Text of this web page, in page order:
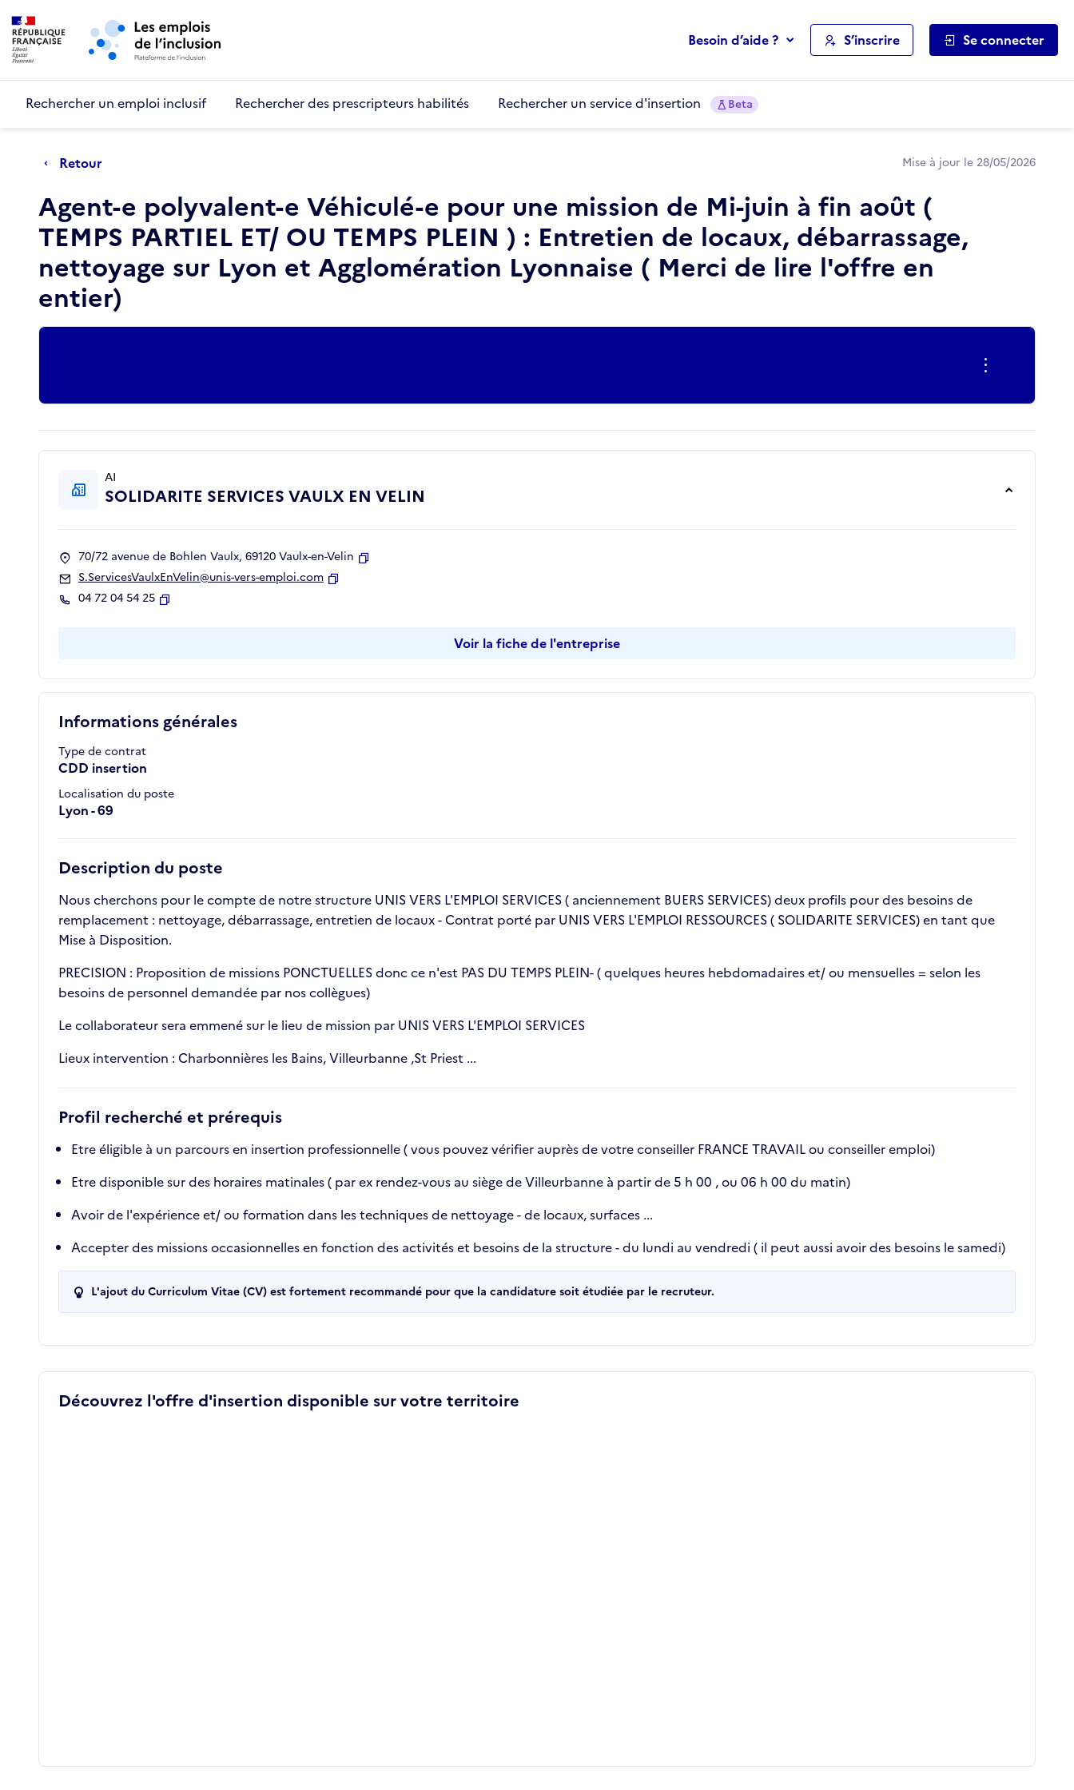
Aller au menu principal
Besoin d’aide ? S’inscrire Se connecter
Rechercher un emploi inclusif Rechercher des prescripteurs habilités Rechercher un service d'insertion Beta
Retour Mise à jour le 28/05/2026
Agent-e polyvalent-e Véhiculé-e pour une mission de Mi-juin à fin août (
TEMPS PARTIEL ET/ OU TEMPS PLEIN ) : Entretien de locaux, débarrassage,
nettoyage sur Lyon et Agglomération Lyonnaise ( Merci de lire l'offre en
entier)
Informations générales
Type de contrat
CDD insertion
Localisation du poste
Lyon - 69
Description du poste
Nous cherchons pour le compte de notre structure UNIS VERS L'EMPLOI SERVICES ( anciennement BUERS SERVICES) deux profils pour des besoins de
remplacement : nettoyage, débarrassage, entretien de locaux - Contrat porté par UNIS VERS L'EMPLOI RESSOURCES ( SOLIDARITE SERVICES) en tant que
Mise à Disposition.
PRECISION : Proposition de missions PONCTUELLES donc ce n'est PAS DU TEMPS PLEIN- ( quelques heures hebdomadaires et/ ou mensuelles = selon les
besoins de personnel demandée par nos collègues)
Le collaborateur sera emmené sur le lieu de mission par UNIS VERS L'EMPLOI SERVICES
Lieux intervention : Charbonnières les Bains, Villeurbanne ,St Priest ...
Profil recherché et prérequis
Etre éligible à un parcours en insertion professionnelle ( vous pouvez vérifier auprès de votre conseiller FRANCE TRAVAIL ou conseiller emploi)
Etre disponible sur des horaires matinales ( par ex rendez-vous au siège de Villeurbanne à partir de 5 h 00 , ou 06 h 00 du matin)
Avoir de l'expérience et/ ou formation dans les techniques de nettoyage - de locaux, surfaces ...
Accepter des missions occasionnelles en fonction des activités et besoins de la structure - du lundi au vendredi ( il peut aussi avoir des besoins le samedi)
L'ajout du Curriculum Vitae (CV) est fortement recommandé pour que la candidature soit étudiée par le recruteur.
AI
SOLIDARITE SERVICES VAULX EN VELIN
70/72 avenue de Bohlen Vaulx, 69120 Vaulx-en-Velin
S.ServicesVaulxEnVelin@unis-vers-emploi.com
04 72 04 54 25
Voir la fiche de l'entreprise
Découvrez l'offre d'insertion disponible sur votre territoire